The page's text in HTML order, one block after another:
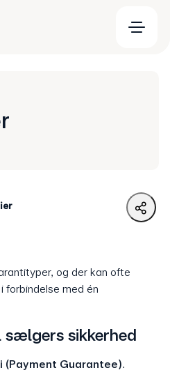
og der kan ofte
med én
sikkerhed
(Payment Guarantee).